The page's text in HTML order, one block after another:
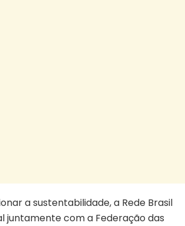
a sustentabilidade, a Rede Brasil
juntamente com a Federação das